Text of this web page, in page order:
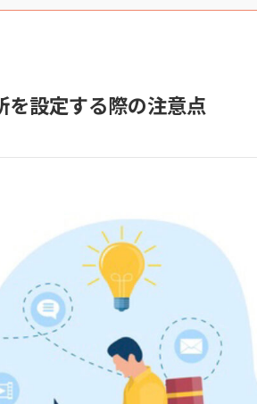
設定する際の注意点